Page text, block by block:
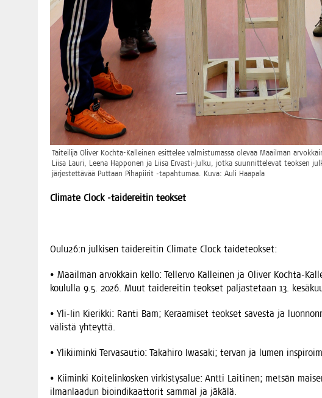
Tai­tei­li­ja Oli­ver Koch­ta-Kal­lei­nen esit­te­lee val­mis­tu­mas­sa ole­vaa Maa­il­man
Lii­sa Lau­ri, Lee­na Hap­po­nen ja Lii­sa Ervas­ti-Jul­ku, jot­ka suun­nit­te­le­vat teok­sen
jär­jes­tet­tä­vää Put­taan Piha­pii­rit ‑tapah­tu­maa. Kuva: Auli Haapala
Cli­ma­te Clock ‑tai­de­rei­tin teokset
Oulu26:n jul­ki­sen tai­de­rei­tin Cli­ma­te Clock taideteokset:
• Maa­il­man arvok­kain kel­lo: Tel­ler­vo Kal­lei­nen ja Oli­ver Koch­ta-
kou­lul­la 9.5. 2026. Muut tai­de­rei­tin teok­set pal­jas­te­taan 13.
• Yli-Iin Kie­rik­ki: Ran­ti Bam; Keraa­mi­set teok­set saves­ta ja
välis­tä yhteyttä.
• Yli­kii­min­ki Ter­va­sau­tio: Taka­hi­ro Iwa­sa­ki; ter­van ja lumen
• Kii­min­ki Koi­te­lin­kos­ken vir­kis­ty­sa­lue: Ant­ti Lai­ti­nen; met­sän
ilman­laa­dun bioin­di­kaat­to­rit sam­mal ja jäkälä.